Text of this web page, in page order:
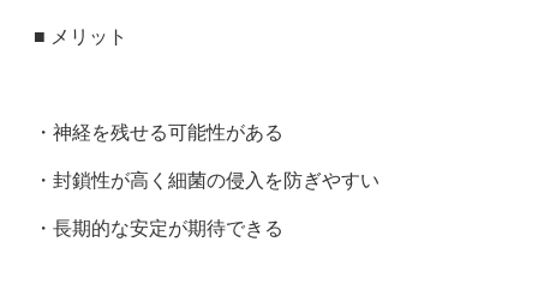
■ メリット
・神経を残せる可能性がある
・封鎖性が高く細菌の侵入を防ぎやすい
・長期的な安定が期待できる